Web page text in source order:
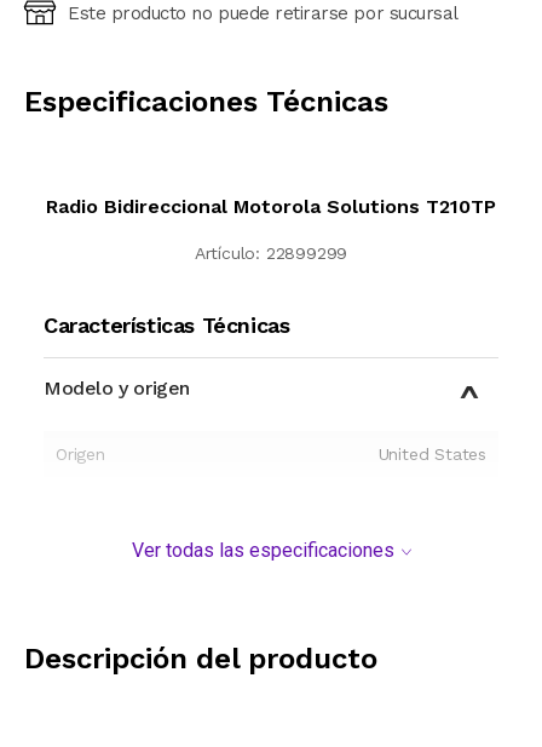
Ingresá código postal (sólo números)
Este producto no puede retirarse por sucursal
Especificaciones Técnicas
Radio Bidireccional Motorola Solutions T210TP
Artículo: 22899299
Características Técnicas
Modelo y origen
Origen United States
Ver todas las especificaciones
Descripción del producto